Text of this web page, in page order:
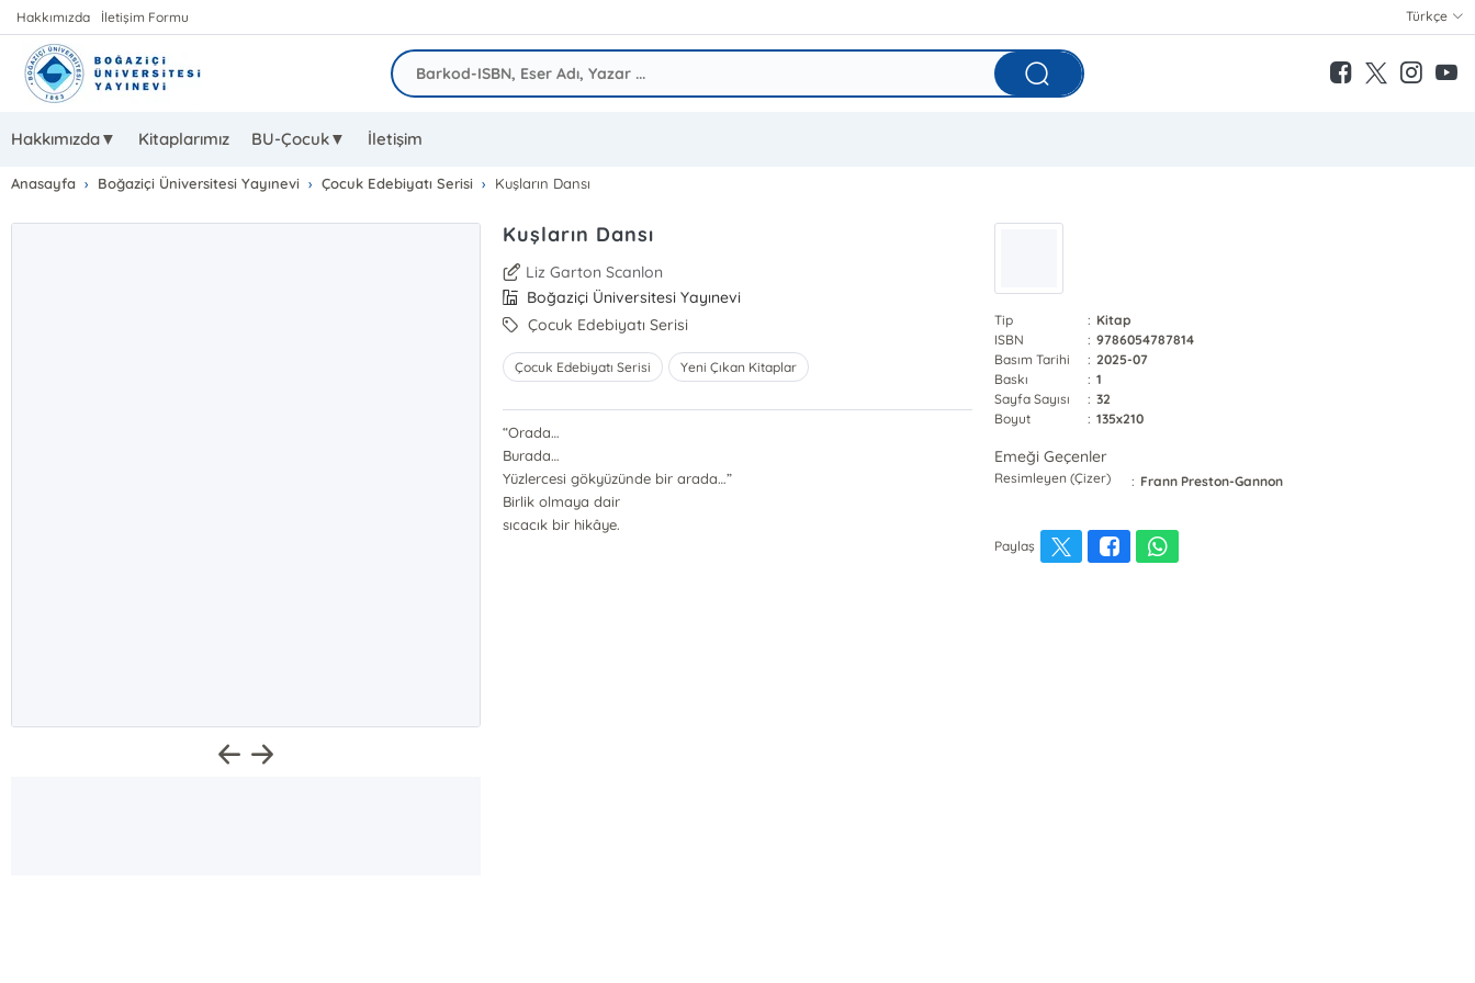
Hakkımızda İletişim Formu Türkçe
Hakkımızda▼ Kitaplarımız BU-Çocuk▼ İletişim
Anasayfa Boğaziçi Üniversitesi Yayınevi Çocuk Edebiyatı Serisi Kuşların Dansı
Kuşların Dansı
Liz Garton Scanlon
Boğaziçi Üniversitesi Yayınevi
Çocuk Edebiyatı Serisi
Çocuk Edebiyatı Serisi Yeni Çıkan Kitaplar
“Orada…
Burada…
Yüzlercesi gökyüzünde bir arada…”
Birlik olmaya dair
sıcacık bir hikâye.
Tip : Kitap
ISBN
: 9786054787814
Basım Tarihi
: 2025-07
Baskı
: 1
Sayfa Sayısı
: 32
Boyut
: 135x210
Emeği Geçenler
Resimleyen (Çizer) : Frann Preston-Gannon
Paylaş